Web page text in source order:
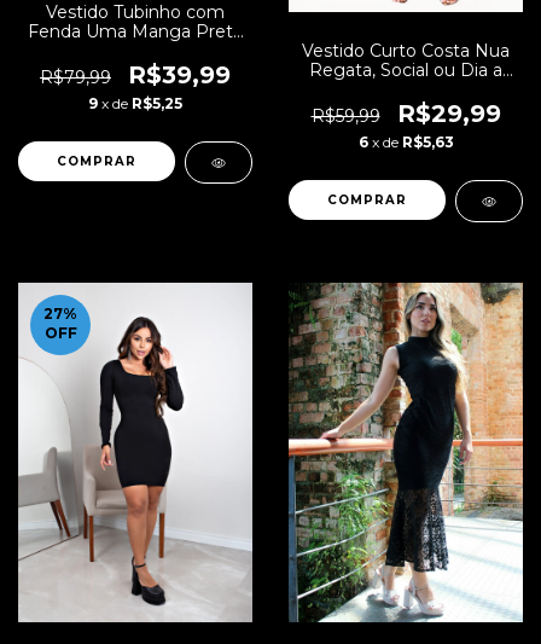
Vestido Tubinho com
Fenda Uma Manga Preto
R$79,99
R$39,99
9 x de R$5,25
COMPRAR
Vestido Curto Costa Nua
Regata, Social ou Dia a
R$59,99
R$29,99
6 x de R$5,63
COMPRAR
27%
OFF